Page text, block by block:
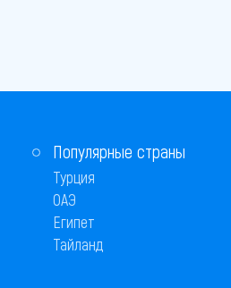
Популярные страны
Турция
ОАЭ
Египет
Тайланд